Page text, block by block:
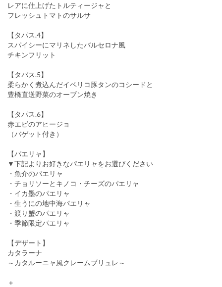
レアに仕上げたトルティージャと
フレッシュトマトのサルサ
【タパス.4】
スパイシーにマリネしたバルセロナ風
チキンフリット
【タパス.5】
柔らかく煮込んだイベリコ豚タンのコシードと
豊橋直送野菜のオーブン焼き
【タパス.6】
赤エビのアヒージョ
（バゲット付き）
【パエリャ】
▼下記よりお好きなパエリャをお選びください
・魚介のパエリャ
・チョリソーとキノコ・チーズのパエリャ
・イカ墨のパエリャ
・生うにの地中海パエリャ
・渡り蟹のパエリャ
・季節限定パエリャ
【デザート】
カタラーナ
～カタルーニャ風クレームブリュレ～
＋